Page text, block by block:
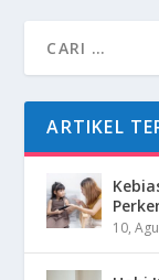
ARTIKEL
10,